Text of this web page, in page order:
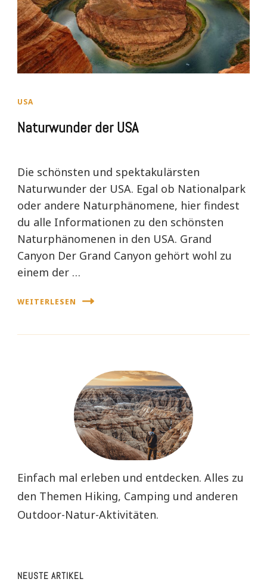
USA
Naturwunder der USA
Die schönsten und spektakulärsten
Naturwunder der USA. Egal ob Nationalpark
oder andere Naturphänomene, hier findest
du alle Informationen zu den schönsten
Naturphänomenen in den USA. Grand
Canyon Der Grand Canyon gehört wohl zu
einem der …
WEITERLESEN
Einfach mal erleben und entdecken. Alles zu
den Themen Hiking, Camping und anderen
Outdoor-Natur-Aktivitäten.
NEUSTE ARTIKEL